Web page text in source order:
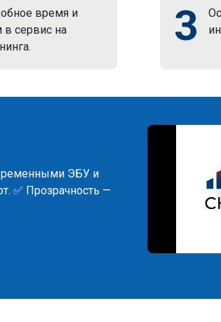
время и
в сервис на
3
ЭБУ и
✅ Прозрачность —